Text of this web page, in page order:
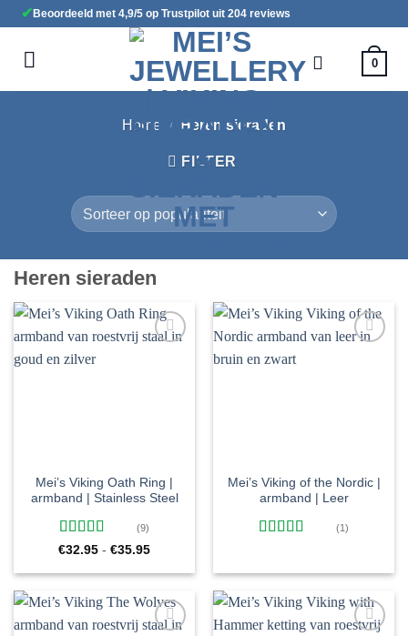
inhoud
✔ Beoordeeld met 4,9/5 op Trustpilot uit 204 reviews
0
Home / Heren sieraden
FILTER
Heren sieraden
Toevoegen
Mei’s Viking Oath Ring |
armband | Stainless Steel
Gewaardeerd
(9)
€32.95 - €35.95Prijsklasse:
tot
Toevoegen
Mei’s Viking of the Nordic |
armband | Leer
(1)
Toevoegen
Toevoegen